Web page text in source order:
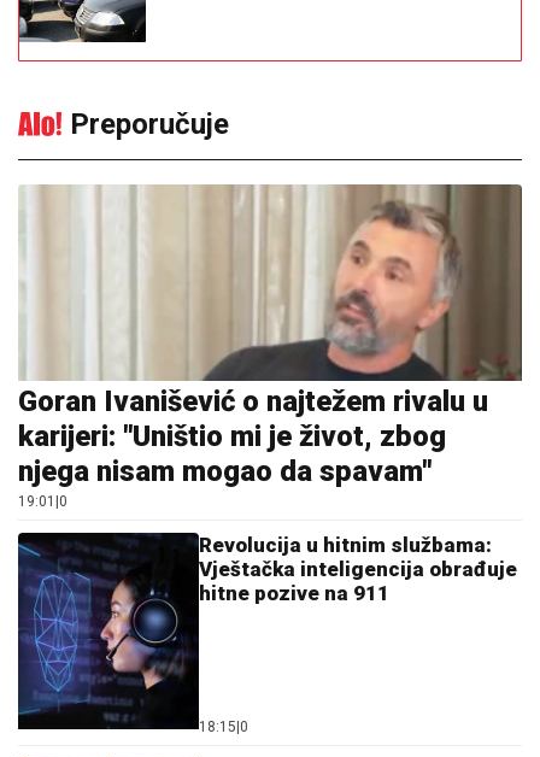
Preporučuje
Goran Ivanišević o najtežem rivalu u
karijeri: "Uništio mi je život, zbog
njega nisam mogao da spavam"
19:01 0
Revolucija u hitnim službama:
Vještačka inteligencija obrađuje
hitne pozive na 911
18:15 0